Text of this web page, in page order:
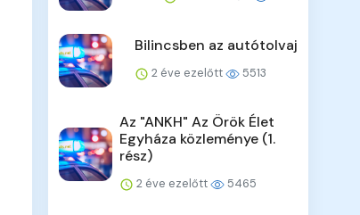
Bilincsben az autótolvaj
2 éve ezelőtt 5513
Az "ANKH" Az Örök Élet
Egyháza közleménye (1.
rész)
2 éve ezelőtt 5465